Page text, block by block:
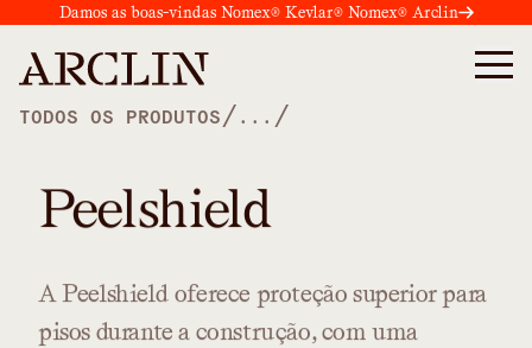
Damos as boas-vindas Nomex® Kevlar® Nomex® Arclin
TODOS OS PRODUTOS / ... /
Peelshield
A Peelshield oferece proteção superiorpara
pisos durante a construção,com uma